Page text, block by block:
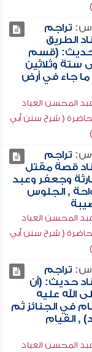
تراجم
الطريق
لحديث: (قسم
ستة وثلاثين
جاء في أرض
المحسن العباد
( شرح سنن أبي
تراجم
قصة مقتل
وجعفر وعبد
, الجلوس
المحسن العباد
( شرح سنن أبي
تراجم
حديث: (أن
الله عليه
في الجنائز ثم
, القيام
المحسن العباد